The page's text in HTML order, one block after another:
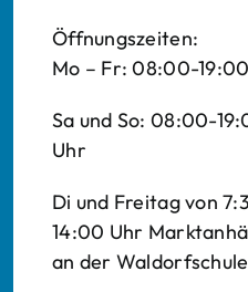
Öffnungszeiten:
Mo – Fr: 08:00-
Sa und So: 08:00-
Uhr
Di und Freitag von
14:00 Uhr
an der